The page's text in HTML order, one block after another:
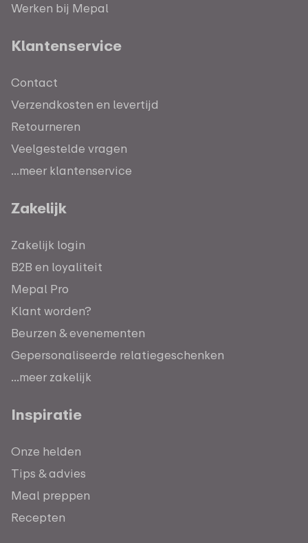
Werken bij Mepal
Klantenservice
Contact
Verzendkosten en levertijd
Retourneren
Veelgestelde vragen
...meer klantenservice
Zakelijk
Zakelijk login
B2B en loyaliteit
Mepal Pro
Klant worden?
Beurzen & evenementen
Gepersonaliseerde relatiegeschenken
...meer zakelijk
Inspiratie
Onze helden
Tips & advies
Meal preppen
Recepten